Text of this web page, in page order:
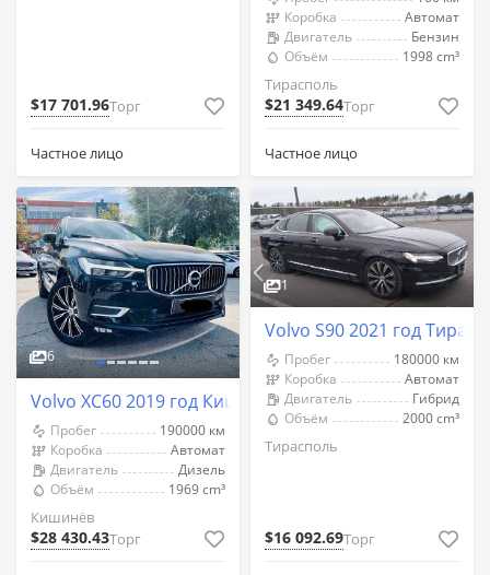
$17 701.96Торг
Частное лицо
Коробка
Автомат
Двигатель
Бензин
Объём
1998 cm³
Тирасполь
$21 349.64Торг
Частное лицо
6
Volvo XC60 2019 год Кишинёв
Пробег
190000 км
Коробка
Автомат
Двигатель
Дизель
Объём
1969 cm³
Кишинёв
$28 430.43Торг
1
Volvo S90 2021 год
Пробег
180000 км
Коробка
Автомат
Двигатель
Гибрид
Объём
2000 cm³
Тирасполь
$16 092.69Торг